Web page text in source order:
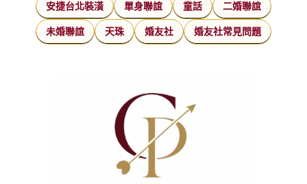
安捷台北裝潢 單身聯誼 童話 二婚聯誼
未婚聯誼 天珠 婚友社 婚友社常見問題